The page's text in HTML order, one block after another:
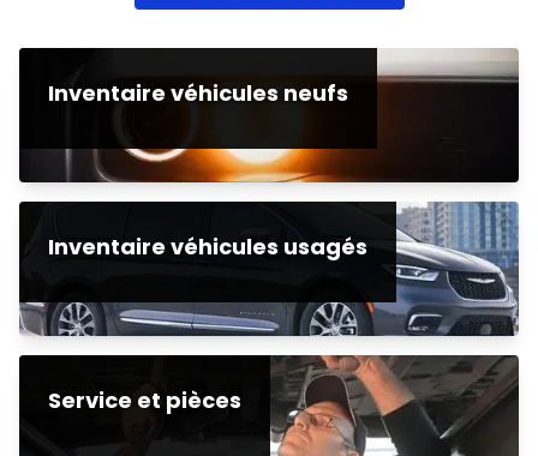
Inventaire véhicules neufs
Inventaire véhicules usagés
Service et pièces